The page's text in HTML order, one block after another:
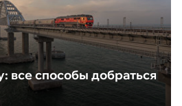
все способы добраться